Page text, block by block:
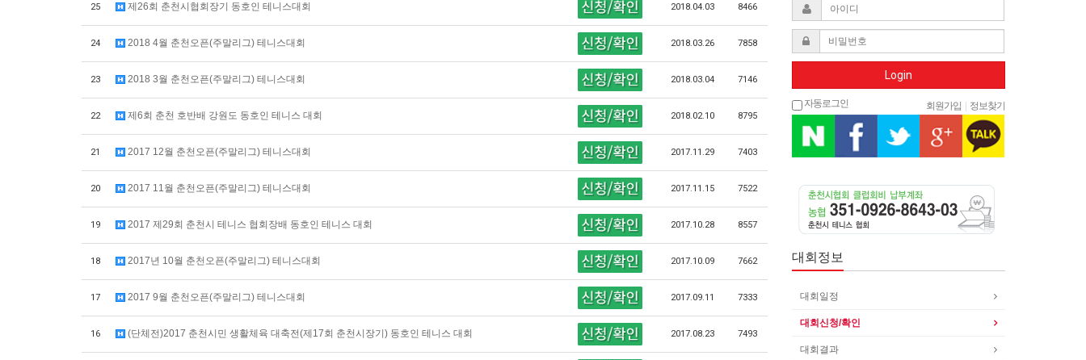
25 제26회 춘천시협회장기 동호인 테니스대회 2018.04.03 8466
24 2018 4월 춘천오픈(주말리그) 테니스대회 2018.03.26 7858
23 2018 3월 춘천오픈(주말리그) 테니스대회 2018.03.04 7146
22 제6회 춘천 호반배 강원도 동호인 테니스 대회 2018.02.10 8795
21 2017 12월 춘천오픈(주말리그) 테니스대회 2017.11.29 7403
20 2017 11월 춘천오픈(주말리그) 테니스대회 2017.11.15 7522
19 2017 제29회 춘천시 테니스 협회장배 동호인 테니스 대회 2017.10.28 8557
18 2017년 10월 춘천오픈(주말리그) 테니스대회 2017.10.09 7662
17 2017 9월 춘천오픈(주말리그) 테니스대회 2017.09.11 7333
16 (단체전)2017 춘천시민 생활체육 대축전(제17회 춘천시장기) 동호인 테니스 대회 2017.08.23 7493
Login
자동로그인 회원가입 | 정보찾기
대회정보
대회일정
대회신청/확인
대회결과